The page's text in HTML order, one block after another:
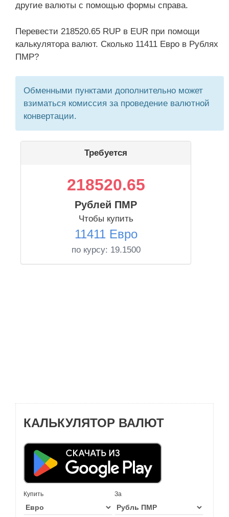
другие валюты с помощью формы справа.
Перевести 218520.65 RUP в EUR при помощи
калькулятора валют. Сколько 11411 Евро в Рублях
ПМР?
Обменными пунктами дополнительно может
взиматься комиссия за проведение валютной
конвертации.
Требуется
218520.65
Рублей ПМР
Чтобы купить
11411 Евро
по курсу: 19.1500
КАЛЬКУЛЯТОР ВАЛЮТ
Купить За